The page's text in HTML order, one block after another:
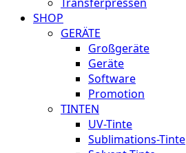
SHOP
GERÄTE
Großgeräte
Geräte
Software
Promotion
TINTEN
UV-Tinte
Sublimations-Tinte